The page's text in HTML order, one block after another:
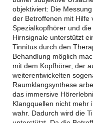
objektiviert: Die
der Betroffenen mit Hilfe
Spezialkopfhörer und
Hirnsignale unterstützt
Tinnitus durch den
Behandlung möglich
mit dem Kopfhörer, der
weiterentwickelten
Raumklangsynthese
das immersive
Klangquellen nicht mehr
wahr. Dadurch wird die